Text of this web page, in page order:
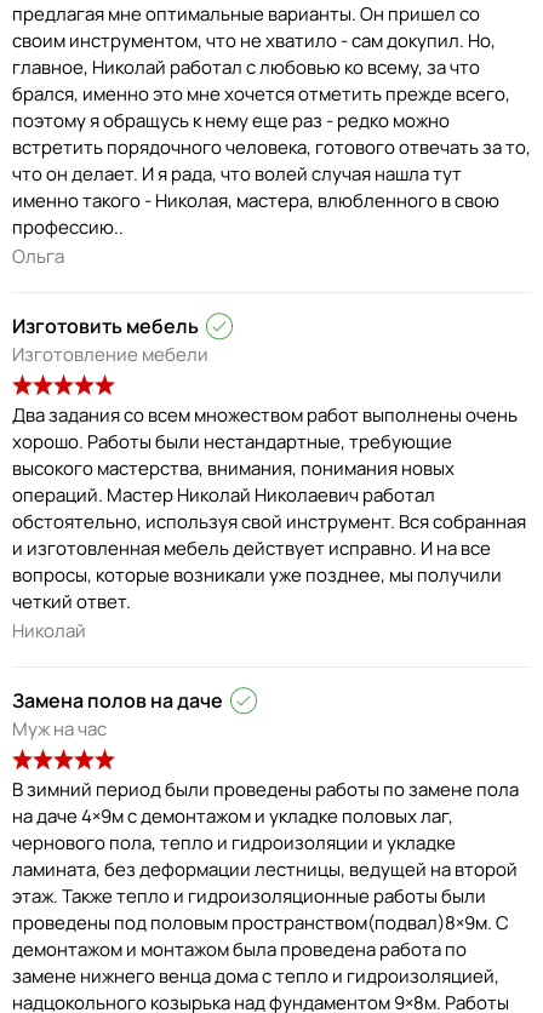
предлагая мне оптимальные варианты. Он пришел со
своим инструментом, что не хватило - сам докупил. Но,
главное, Николай работал с любовью ко всему, за что
брался, именно это мне хочется отметить прежде всего,
поэтому я обращусь к нему еще раз - редко можно
встретить порядочного человека, готового отвечать за то,
что он делает. И я рада, что волей случая нашла тут
именно такого - Николая, мастера, влюбленного в свою
профессию..
Ольга
Изготовить мебель
Изготовление мебели
Два задания со всем множеством работ выполнены очень
хорошо. Работы были нестандартные, требующие
высокого мастерства, внимания, понимания новых
операций. Мастер Николай Николаевич работал
обстоятельно, используя свой инструмент. Вся собранная
и изготовленная мебель действует исправно. И на все
вопросы, которые возникали уже позднее, мы получили
четкий ответ.
Николай
Замена полов на даче
Муж на час
В зимний период были проведены работы по замене пола
на даче 4×9м с демонтажом и укладке половых лаг,
чернового пола, тепло и гидроизоляции и укладке
ламината, без деформации лестницы, ведущей на второй
этаж. Также тепло и гидроизоляционные работы были
проведены под половым пространством(подвал)8×9м. С
демонтажом и монтажом была проведена работа по
замене нижнего венца дома с тепло и гидроизоляцией,
надцокольного козырька над фундаментом 9×8м. Работы